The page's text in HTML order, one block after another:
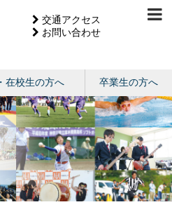
交通アクセス
お問い合わせ
在校生の方へ 卒業生の方へ